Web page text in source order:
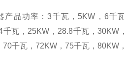
产品功率：3千瓦，5KW，6千
千瓦，25KW，28.8千瓦，
70千瓦，72KW，75千瓦，80KW